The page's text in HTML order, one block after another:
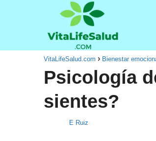
VitaLifeSalud.com Bienestar
Psicología
sientes?
E Ruiz